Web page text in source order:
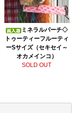
ミネラルパーチ◇
トゥーティーフルーティ
ーSサイズ（セキセイ～
オカメインコ）
SOLD OUT